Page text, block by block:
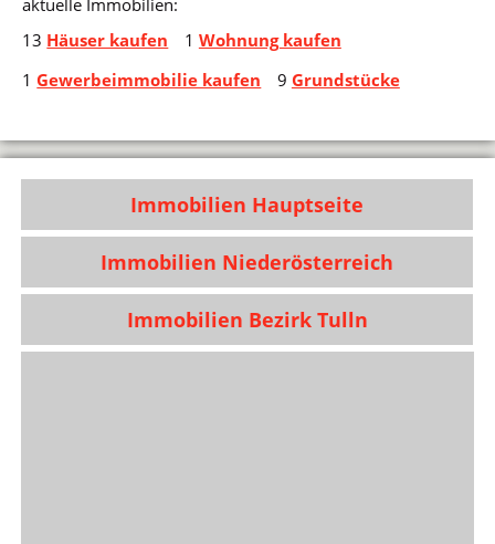
13 Häuser kaufen 1 Wohnung kaufen
1Gewerbeimmobilie kaufen 9 Grundstücke
Immobilien Hauptseite
Immobilien Niederösterreich
Immobilien Bezirk Tulln